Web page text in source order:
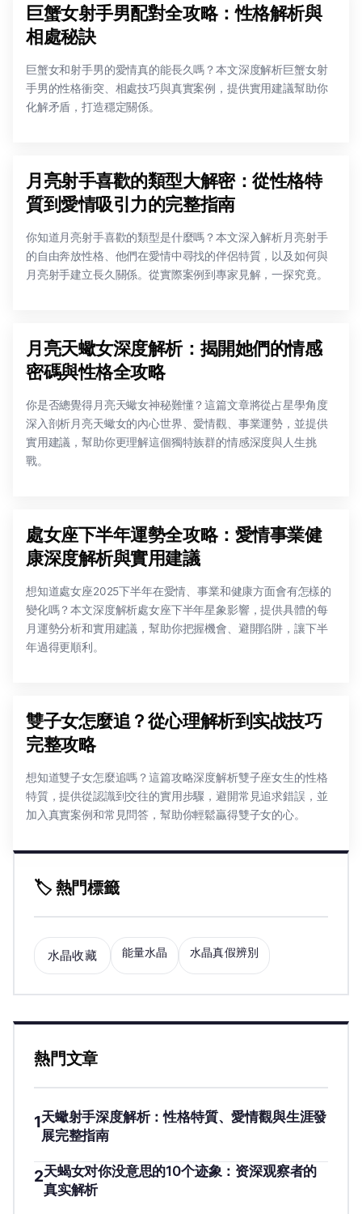
巨蟹女射手男配對全攻略：性格解析與
相處秘訣
巨蟹女和射手男的愛情真的能長久嗎？本文深度解析巨蟹女射
手男的性格衝突、相處技巧與真實案例，提供實用建議幫助你
化解矛盾，打造穩定關係。
月亮射手喜歡的類型大解密：從性格特
質到愛情吸引力的完整指南
你知道月亮射手喜歡的類型是什麼嗎？本文深入解析月亮射手
的自由奔放性格、他們在愛情中尋找的伴侶特質，以及如何與
月亮射手建立長久關係。從實際案例到專家見解，一探究竟。
月亮天蠍女深度解析：揭開她們的情感
密碼與性格全攻略
你是否總覺得月亮天蠍女神秘難懂？這篇文章將從占星學角度
深入剖析月亮天蠍女的內心世界、愛情觀、事業運勢，並提供
實用建議，幫助你更理解這個獨特族群的情感深度與人生挑
戰。
處女座下半年運勢全攻略：愛情事業健
康深度解析與實用建議
想知道處女座2025下半年在愛情、事業和健康方面會有怎樣的
變化嗎？本文深度解析處女座下半年星象影響，提供具體的每
月運勢分析和實用建議，幫助你把握機會、避開陷阱，讓下半
年過得更順利。
雙子女怎麼追？從心理解析到实战技巧
完整攻略
想知道雙子女怎麼追嗎？這篇攻略深度解析雙子座女生的性格
特質，提供從認識到交往的實用步驟，避開常見追求錯誤，並
加入真實案例和常見問答，幫助你輕鬆贏得雙子女的心。
🏷️ 熱門標籤
水晶收藏 能量水晶 水晶真假辨別
熱門文章
1天蠍射手深度解析：性格特質、愛情觀與生涯發
展完整指南
2天蝎女对你没意思的10个迹象：资深观察者的
真实解析